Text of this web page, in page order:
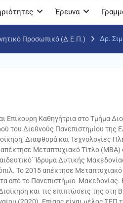
Έρευνα
Προσωπικό (Δ.Ε.Π.) Δρ.
Επίκουρη Καθηγήτρια στο Τμήμα
του Διεθνούς Πανεπιστημίου της
Διαφθορά και Τεχνολογίες
Μεταπτυχιακό Τίτλο
Ίδρυμα Δυτικής
Το 2015 απέκτησε Μεταπτυχιακό
από το Πανεπιστήμιο Μακεδονίας.
και τις επιπτώσεις της στη